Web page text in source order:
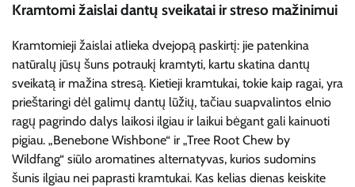
Kramtomi žaislai dantų sveikatai ir streso mažinimui
Kramtomieji žaislai atlieka dvejopą paskirtį: jie patenkina
natūralų jūsų šuns potraukį kramtyti, kartu skatina dantų
sveikatą ir mažina stresą. Kietieji kramtukai, tokie kaip ragai, yra
prieštaringi dėl galimų dantų lūžių, tačiau suapvalintos elnio
ragų pagrindo dalys laikosi ilgiau ir laikui bėgant gali kainuoti
pigiau. „Benebone Wishbone“ ir „Tree Root Chew by
Wildfang“ siūlo aromatines alternatyvas, kurios sudomins
šunis ilgiau nei paprasti kramtukai. Kas kelias dienas keiskite